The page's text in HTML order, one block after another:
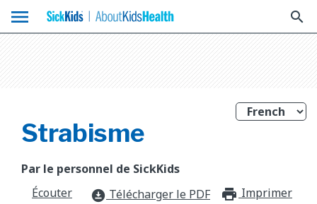
menu search
Strabisme
Par le personnel de SickKids
Écouter
download_for_offline Télécharger le PDF Imprimer